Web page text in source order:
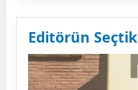
Editörün